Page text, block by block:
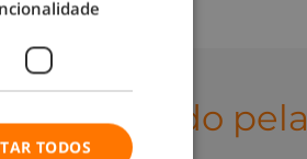
prestado pela
TODOS